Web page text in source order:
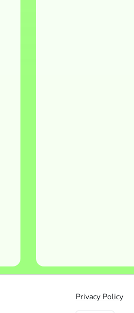
Privacy Policy